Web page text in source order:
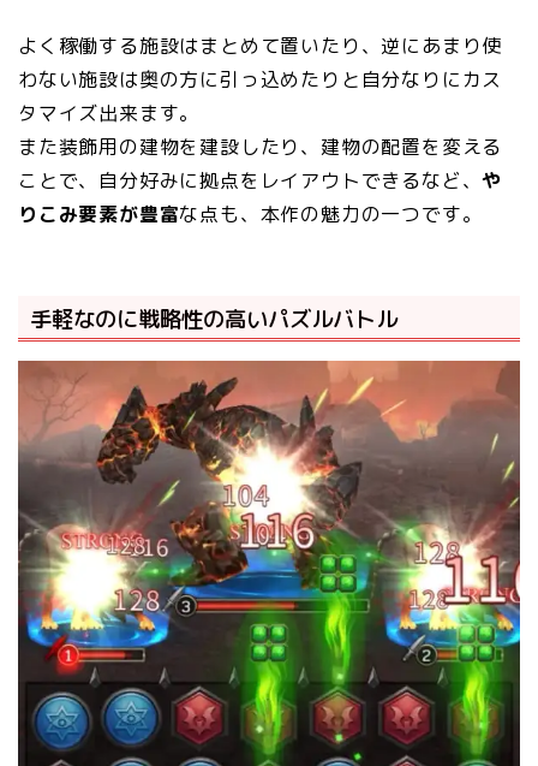
よく稼働する施設はまとめて置いたり、逆にあまり使
わない施設は奥の方に引っ込めたりと自分なりにカス
タマイズ出来ます。
また装飾用の建物を建設したり、建物の配置を変える
ことで、自分好みに拠点をレイアウトできるなど、や
りこみ要素が豊富な点も、本作の魅力の一つです。
手軽なのに戦略性の高いパズルバトル